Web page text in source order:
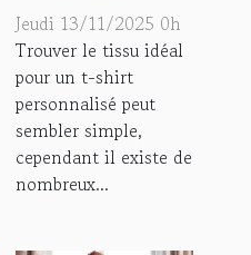
meilleur tissu
pour votre t-
shirt
personnalisé?
Jeudi 13/11/2025 0h
Trouver le tissu idéal
pour un t-shirt
personnalisé peut
sembler simple,
cependant il existe de
nombreux...